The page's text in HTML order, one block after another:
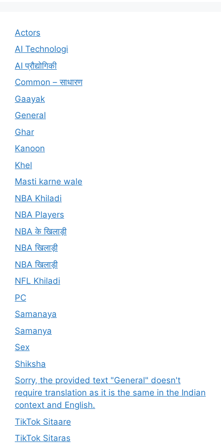
Actors
AI Technologi
AI प्रौद्योगिकी
Common – साधारण
Gaayak
General
Ghar
Kanoon
Khel
Masti karne wale
NBA Khiladi
NBA Players
NBA के खिलाड़ी
NBA खिलाड़ी
NBA खिलाड़ी
NFL Khiladi
PC
Samanaya
Samanya
Sex
Shiksha
Sorry, the provided text "General" doesn't
require translation as it is the same in the Indian
context and English.
TikTok Sitaare
TikTok Sitaras